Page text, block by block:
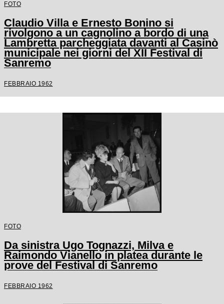
FOTO
Claudio Villa e Ernesto Bonino si
rivolgono a un cagnolino a bordo di una
Lambretta parcheggiata davanti al Casinò
municipale nei giorni del XII Festival di
Sanremo
FEBBRAIO 1962
FOTO
Da sinistra Ugo Tognazzi, Milva e
Raimondo Vianello in platea durante le
prove del Festival di Sanremo
FEBBRAIO 1962